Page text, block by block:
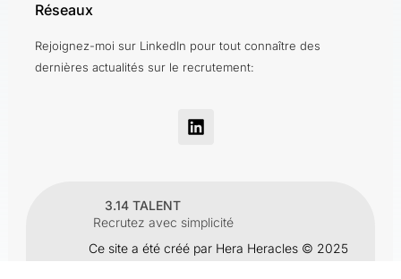
Réseaux
Rejoignez-moi sur LinkedIn pour tout connaître des
dernières actualités sur le recrutement:
3.14 TALENT
Recrutez avec simplicité
Ce site a été créé par Hera Heracles © 2025